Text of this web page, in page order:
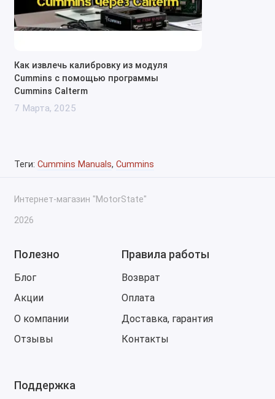
Как извлечь калибровку из модуля
Cummins с помощью программы
Cummins Calterm
7 Марта, 2025
Теги: Cummins Manuals, Cummins
Интернет-магазин "MotorState"
2026
Полезно
Блог
Акции
О компании
Отзывы
Правила работы
Возврат
Оплата
Доставка, гарантия
Контакты
Поддержка